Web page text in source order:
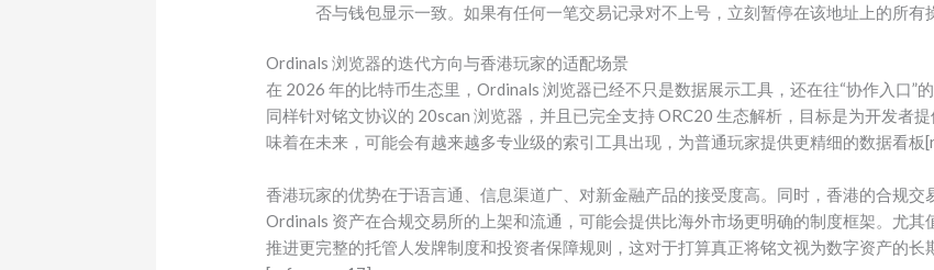
否与钱包显示一致。如果有任何一笔交易记录对不上号，立刻暂停在该地址上的所有
Ordinals 浏览器的迭代方向与香港玩家的适配场景
在 2026 年的比特币生态里，Ordinals 浏览器已经不只是数据展示工具，还在往“协作入口”
同样针对铭文协议的 20scan 浏览器，并且已完全支持 ORC20 生态解析，目标是为开发者
味着在未来，可能会有越来越多专业级的索引工具出现，为普通玩家提供更精细的数据看板
香港玩家的优势在于语言通、信息渠道广、对新金融产品的接受度高。同时，香港的合规
Ordinals 资产在合规交易所的上架和流通，可能会提供比海外市场更明确的制度框架。尤
推进更完整的托管人发牌制度和投资者保障规则，这对于打算真正将铭文视为数字资产的长